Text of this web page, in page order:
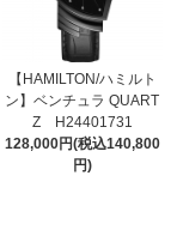
【HAMILTON/ハミルト
ン】ベンチュラ QUART
Z H24401731
128,000円(税込140,800
円)